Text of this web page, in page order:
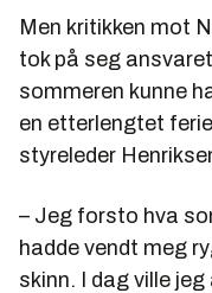
Men kritikken mot
tok på seg
sommeren kunne
en etterlengtet
styreleder
– Jeg forsto hva
hadde vendt meg
skinn. I dag ville